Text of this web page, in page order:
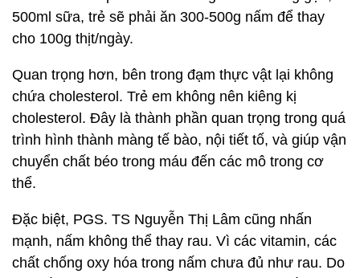
500ml sữa, trẻ sẽ phải ăn 300-500g nấm để thay
cho 100g thịt/ngày.
Quan trọng hơn, bên trong đạm thực vật lại không
chứa cholesterol. Trẻ em không nên kiêng kị
cholesterol. Đây là thành phần quan trọng trong quá
trình hình thành màng tế bào, nội tiết tố, và giúp vận
chuyển chất béo trong máu đến các mô trong cơ
thể.
Đặc biệt, PGS. TS Nguyễn Thị Lâm cũng nhấn
mạnh, nấm không thể thay rau. Vì các vitamin, các
chất chống oxy hóa trong nấm chưa đủ như rau. Do